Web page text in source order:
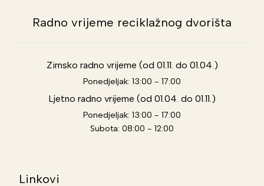
Radno vrijeme reciklažnog dvorišta
Zimsko radno vrijeme (od 01.11. do 01.04.)
Ponedjeljak: 13:00 - 17:00
Ljetno radno vrijeme (od 01.04. do 01.11.)
Ponedjeljak: 13:00 - 17:00
Subota: 08:00 - 12:00
Linkovi